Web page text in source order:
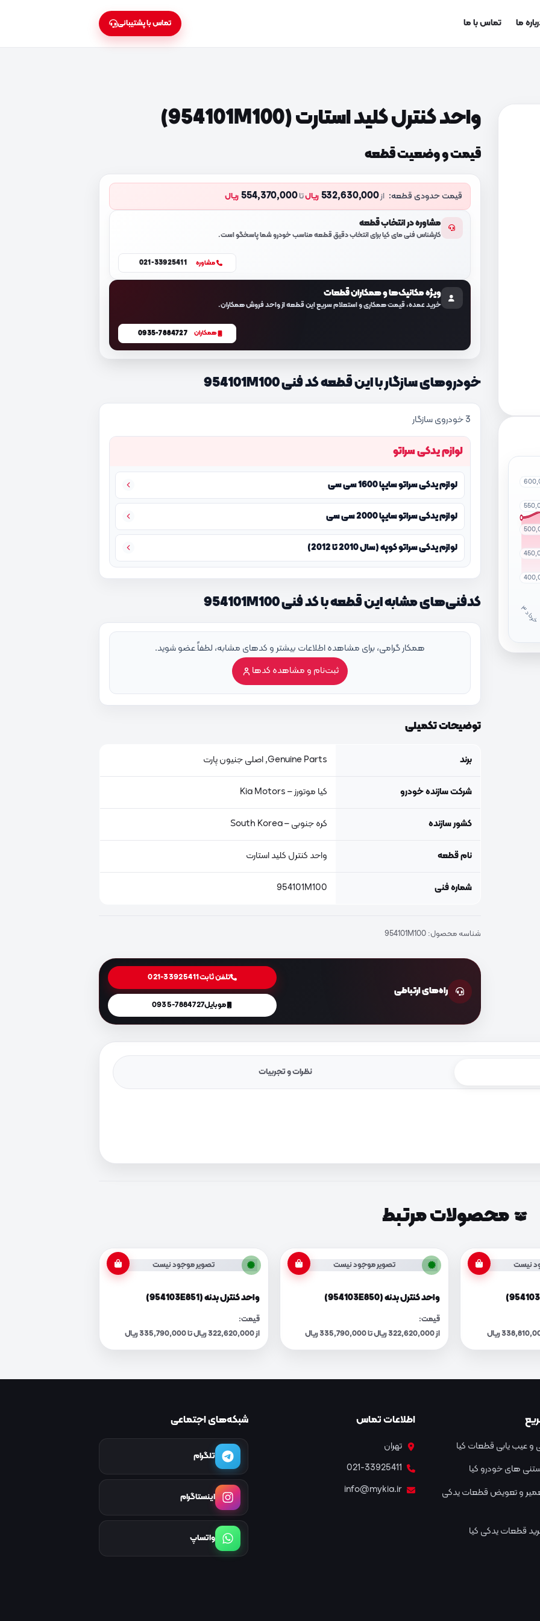
ما تماس با ما تماس با پشتیبانی
خ
ر
داد
۳
واحد کنترل کلید استارت (954101M100)
قیمت و وضعیت قطعه
قیمت حدودی قطعه: از532,630,000 ریالتا554,370,000 ریال
مشاوره در انتخاب قطعه
کارشناس فنی مای کیا برای انتخاب دقیق قطعه مناسب خودرو شما پاسخگو است.
مشاوره 021-33925411
ویژه مکانیک‌ها و همکاران قطعات
خرید عمده، قیمت همکاری و استعلام سریع این قطعه از واحد فروش همکاران.
همکاران 0935-7884727
خودروهای سازگار با این قطعه کد فنی 954101M100
3 خودروی سازگار
لوازم یدکی سراتو
لوازم یدکی سراتو سایپا 1600 سی سی
لوازم یدکی سراتو سایپا 2000 سی سی
لوازم یدکی سراتو کوپه (سال 2010 تا 2012)
کدفنی‌های مشابه این قطعه با کد فنی 954101M100
همکار گرامی، برای مشاهده اطلاعات بیشتر و کدهای مشابه، لطفاً عضو شوید.
ثبت‌نام و مشاهده کدها
توضیحات تکمیلی
برند Genuine Parts, اصلی جنیون پارت
شرکت سازنده خودرو کیا موتورز – Kia Motors
کشور سازنده کره جنوبی – South Korea
نام قطعه واحد کنترل کلید استارت
شماره فنی 954101M100
شناسه محصول:954101M100
راه‌های ارتباطی
تلفن ثابت021-33925411
موبایل0935-7884727
نظرات و تجربیات
محصولات مرتبط
نیست تصویر موجود نیست
واحد کنترل بدنه (954103E850)
قیمت:
از 322,620,000 ریال تا 335,790,000 ریال
تصویر موجود نیست
واحد کنترل بدنه (954103E851)
قیمت:
از 322,620,000 ریال تا 335,790,000 ریال
و عیب یابی قطعات کیا
های خودرو کیا
و تعویض قطعات یدکی
قطعات یدکی کیا
اطلاعات تماس
تهران
021-33925411
info@mykia.ir
شبکه‌های اجتماعی
تلگرام
اینستاگرام
واتساپ